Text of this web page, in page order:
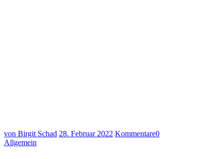
von Birgit Schad 28. Februar 2022 Kommentare0
Allgemein